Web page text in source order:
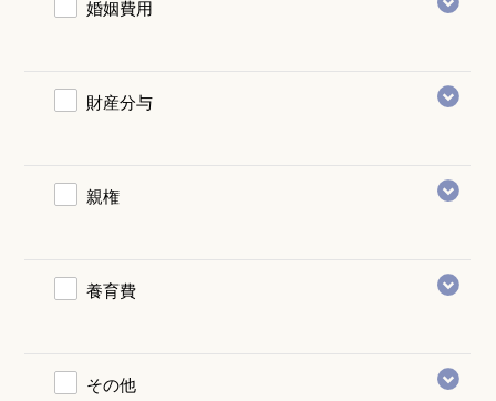
婚姻費用
財産分与
親権
養育費
その他